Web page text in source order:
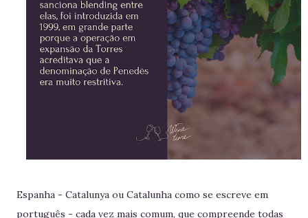
Espanha - Catalunya ou Catalunha como se escreve em
português - cada vez mais comum, que compreende todas